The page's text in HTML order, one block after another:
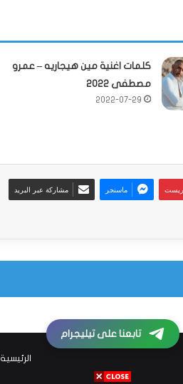
كلمات اغنية مين هيجاريه – عمرو
مصطفى 2022
2022-07-29
ماسنجر مشاركة عبر البريد
الرئيسية
تابعنا على تيليجرام